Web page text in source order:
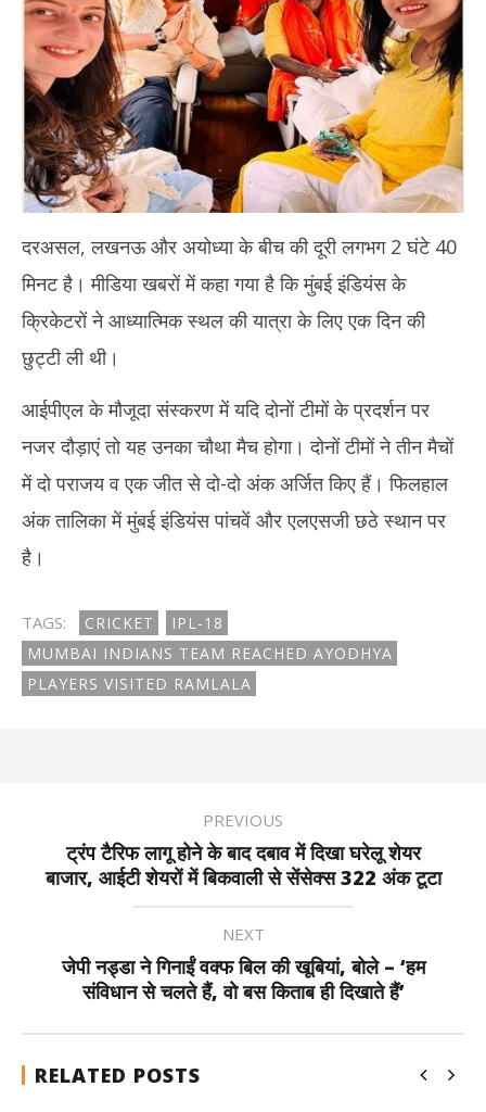
दरअसल, लखनऊ और अयोध्या के बीच की दूरी लगभग 2 घंटे 40
मिनट है। मीडिया खबरों में कहा गया है कि मुंबई इंडियंस के
क्रिकेटरों ने आध्यात्मिक स्थल की यात्रा के लिए एक दिन की
छुट्टी ली थी।
आईपीएल के मौजूदा संस्करण में यदि दोनों टीमों के प्रदर्शन पर
नजर दौड़ाएं तो यह उनका चौथा मैच होगा। दोनों टीमों ने तीन मैचों
में दो पराजय व एक जीत से दो-दो अंक अर्जित किए हैं। फिलहाल
अंक तालिका में मुंबई इंडियंस पांचवें और एलएसजी छठे स्थान पर
है।
TAGS: CRICKET
IPL-18
MUMBAI INDIANS TEAM REACHED AYODHYA
PLAYERS VISITED RAMLALA
PREVIOUS
ट्रंप टैरिफ लागू होने के बाद दबाव में दिखा घरेलू शेयर
बाजार, आईटी शेयरों में बिकवाली से सेंसेक्स 322 अंक टूटा
NEXT
जेपी नड्डा ने गिनाईं वक्फ बिल की खूबियां, बोले – ‘हम
संविधान से चलते हैं, वो बस किताब ही दिखाते हैं’
RELATED POSTS